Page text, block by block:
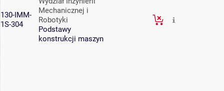
130-IMM-
1S-304
Mechanicznej i
Robotyki
Podstawy
konstrukcji maszyn